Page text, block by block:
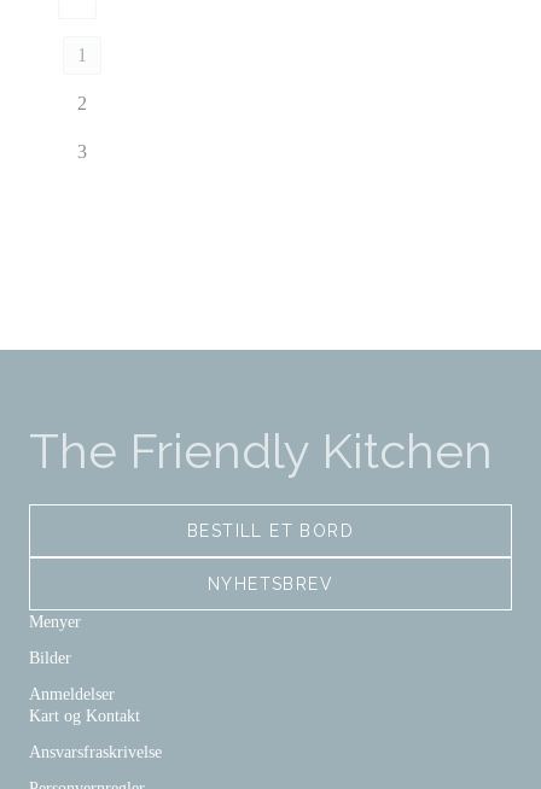
1
2
3
The Friendly Kitchen
BESTILL ET BORD
NYHETSBREV
Menyer
Bilder
Anmeldelser
Kart og Kontakt
Ansvarsfraskrivelse